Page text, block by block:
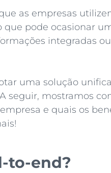
as empresas
pode ocasionar
integradas
uma solução
seguir, mostramos
e quais os
to-end?